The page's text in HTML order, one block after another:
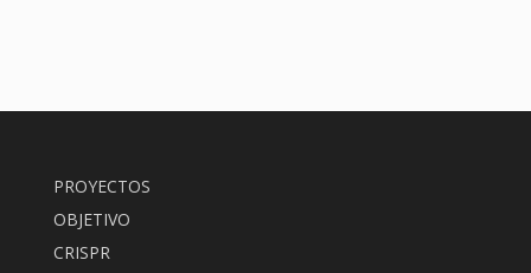
PROYECTOS
OBJETIVO
CRISPR